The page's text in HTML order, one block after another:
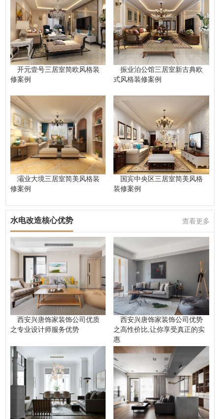
开元壹号三居室简欧风格装
修案例
振业泊公馆三居室新古典欧
式风格装修案例
灞业大境三居室简美风格装
修案例
国宾中央区三居室简美风格
装修案例
水电改造核心优势 查看更多
西安兴唐饰家装饰公司优质
之专业设计师服务优势
西安兴唐饰家装饰公司优势
之高性价比,让你享受真正的实
惠